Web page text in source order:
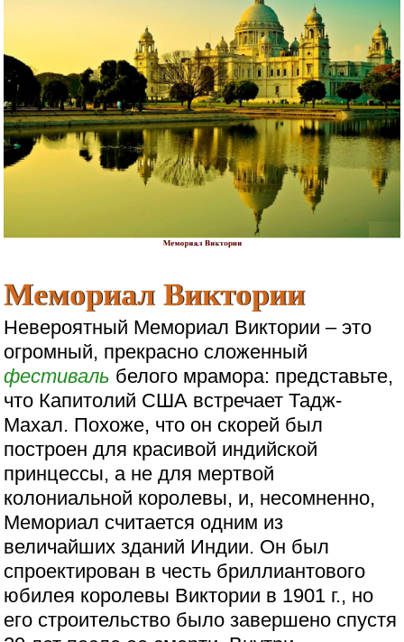
Мемориал Виктории
Невероятный Мемориал Виктории – это
огромный, прекрасно сложенный
фестиваль белого мрамора: представьте,
что Капитолий США встречает Тадж-
Махал. Похоже, что он скорей был
построен для красивой индийской
принцессы, а не для мертвой
колониальной королевы, и, несомненно,
Мемориал считается одним из
величайших зданий Индии. Он был
спроектирован в честь бриллиантового
юбилея королевы Виктории в 1901 г., но
его строительство было завершено спустя